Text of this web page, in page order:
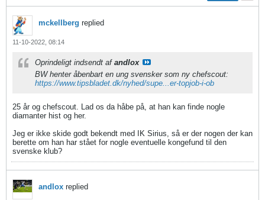
mckellberg replied
11-10-2022, 08:14
Oprindeligt indsendt af andlox
BW henter åbenbart en ung svensker som ny chefscout:
https://www.tipsbladet.dk/nyhed/supe...er-topjob-i-ob
25 år og chefscout. Lad os da håbe på, at han kan finde nogle
diamanter hist og her.
Jeg er ikke skide godt bekendt med IK Sirius, så er der nogen der kan
berette om han har stået for nogle eventuelle kongefund til den
svenske klub?
andlox replied